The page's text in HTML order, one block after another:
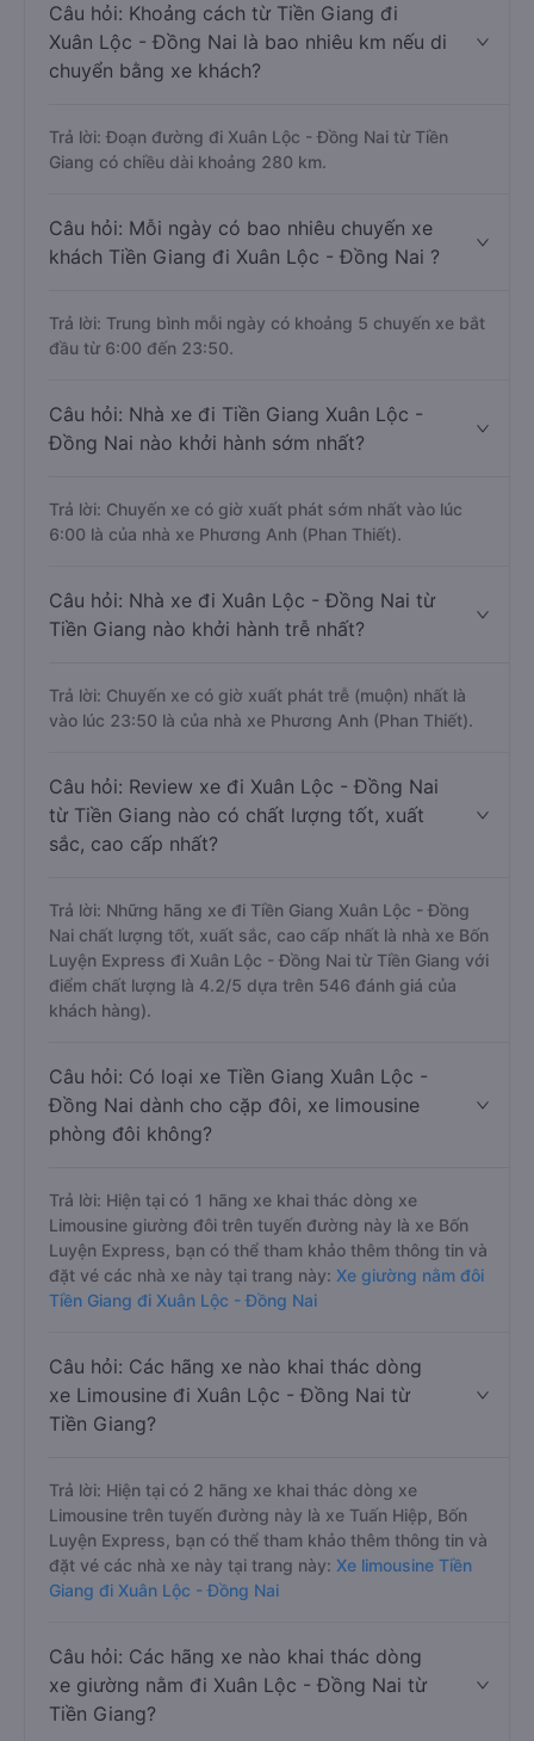
Câu hỏi: Khoảng cách từ Tiền Giang đi
Xuân Lộc - Đồng Nai là bao nhiêu km nếu di
chuyển bằng xe khách?
Trả lời: Đoạn đường đi Xuân Lộc - Đồng Nai từ Tiền
Giang có chiều dài khoảng 280 km.
Câu hỏi: Mỗi ngày có bao nhiêu chuyến xe
khách Tiền Giang đi Xuân Lộc - Đồng Nai ?
Trả lời: Trung bình mỗi ngày có khoảng 5 chuyến xe bắt
đầu từ 6:00 đến 23:50.
Câu hỏi: Nhà xe đi Tiền Giang Xuân Lộc -
Đồng Nai nào khởi hành sớm nhất?
Trả lời: Chuyến xe có giờ xuất phát sớm nhất vào lúc
6:00 là của nhà xe Phương Anh (Phan Thiết).
Câu hỏi: Nhà xe đi Xuân Lộc - Đồng Nai từ
Tiền Giang nào khởi hành trễ nhất?
Trả lời: Chuyến xe có giờ xuất phát trễ (muộn) nhất là
vào lúc 23:50 là của nhà xe Phương Anh (Phan Thiết).
Câu hỏi: Review xe đi Xuân Lộc - Đồng Nai
từ Tiền Giang nào có chất lượng tốt, xuất
sắc, cao cấp nhất?
Trả lời: Những hãng xe đi Tiền Giang Xuân Lộc - Đồng
Nai chất lượng tốt, xuất sắc, cao cấp nhất là nhà xe Bốn
Luyện Express đi Xuân Lộc - Đồng Nai từ Tiền Giang với
điểm chất lượng là 4.2/5 dựa trên 546 đánh giá của
khách hàng).
Câu hỏi: Có loại xe Tiền Giang Xuân Lộc -
Đồng Nai dành cho cặp đôi, xe limousine
phòng đôi không?
Trả lời: Hiện tại có 1 hãng xe khai thác dòng xe
Limousine giường đôi trên tuyến đường này là xe Bốn
Luyện Express, bạn có thể tham khảo thêm thông tin và
đặt vé các nhà xe này tại trang này: Xe giường nằm đôi
Tiền Giang đi Xuân Lộc - Đồng Nai
Câu hỏi: Các hãng xe nào khai thác dòng
xe Limousine đi Xuân Lộc - Đồng Nai từ
Tiền Giang?
Trả lời: Hiện tại có 2 hãng xe khai thác dòng xe
Limousine trên tuyến đường này là xe Tuấn Hiệp, Bốn
Luyện Express, bạn có thể tham khảo thêm thông tin và
đặt vé các nhà xe này tại trang này: Xe limousine Tiền
Giang đi Xuân Lộc - Đồng Nai
Câu hỏi: Các hãng xe nào khai thác dòng
xe giường nằm đi Xuân Lộc - Đồng Nai từ
Tiền Giang?